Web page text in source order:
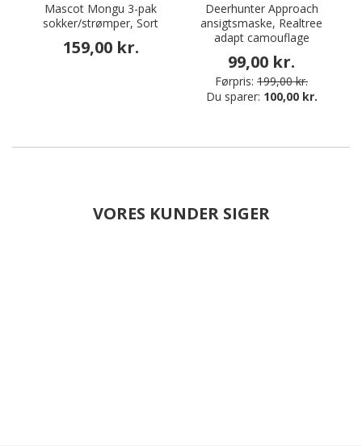
Mascot Mongu 3-pak
sokker/strømper, Sort
159,00 kr.
Deerhunter Approach
ansigtsmaske, Realtree
adapt camouflage
99,00 kr.
Førpris: 199,00 kr.
Du sparer: 100,00 kr.
VORES KUNDER SIGER